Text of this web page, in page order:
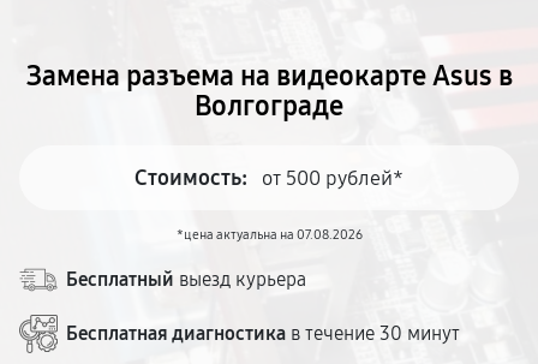
Замена разъема на видеокарте Asus в
Волгограде
Стоимость: от 500 рублей*
*цена актуальна на 07.08.2026
Бесплатный выезд курьера
Бесплатная диагностика в течение 30 минут